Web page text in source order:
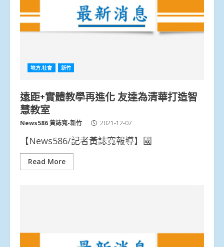
地方.社會 新竹
遠距+實體教學再進化 友達為清華打造智
慧教室
News586 黃誌寬-新竹 2021-12-07
【News586/記者黃誌寬報導】國
Read More